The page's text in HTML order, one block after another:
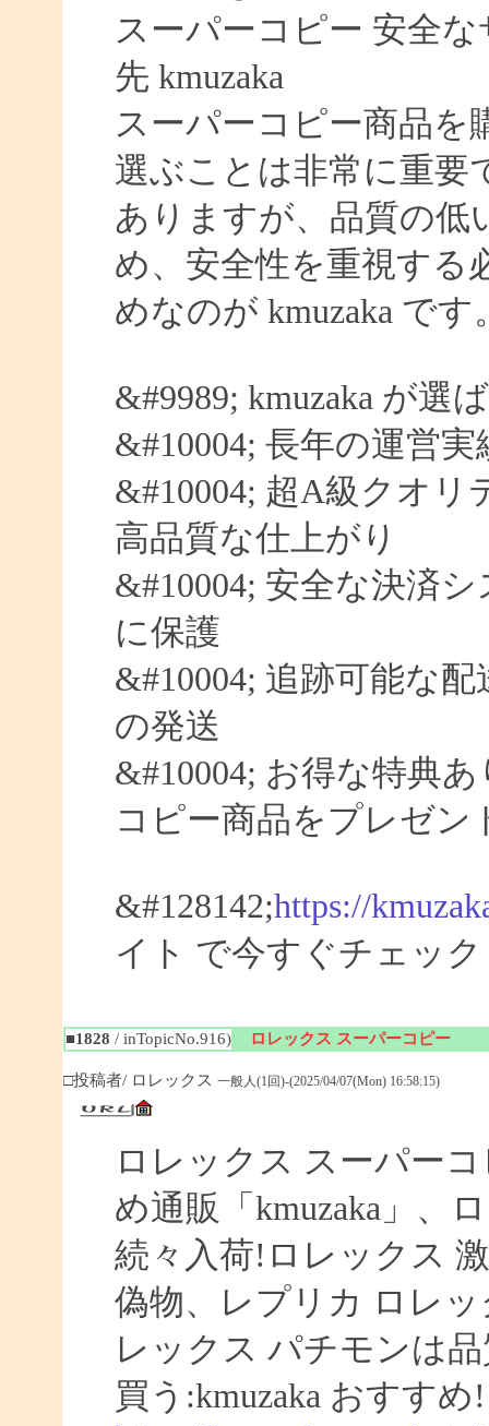
スーパーコピー 安全
先 kmuzaka
スーパーコピー商品を
選ぶことは非常に重要
ありますが、品質の低
め、安全性を重視する
めなのが kmuzaka です
&#9989; kmuzaka が選
&#10004; 長年の運営
&#10004; 超A級クオリ
高品質な仕上がり
&#10004; 安全な決済
に保護
&#10004; 追跡可能な
の発送
&#10004; お得な特典
コピー商品をプレゼン
&#128142;https://
イト で今すぐチェック
■1828 / inTopicNo.916) ロレックス スーパーコピー
□投稿者/ ロレックス 一般人(1回)-(2025/04/07(Mon) 16:58:15)
ロレックス スーパー
め通販「kmuzaka」、
続々入荷!ロレックス
偽物、レプリカ ロレ
レックス パチモンは
買う:kmuzaka おすすめ!